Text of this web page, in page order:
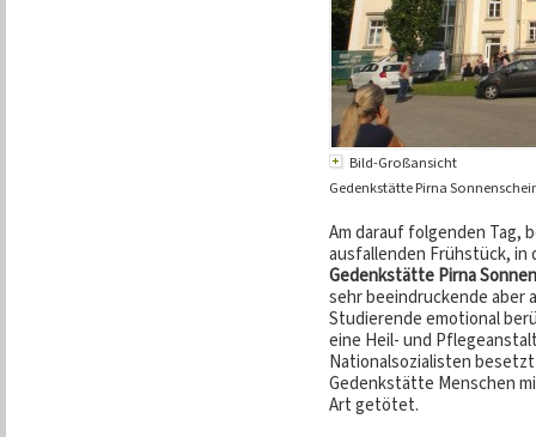
Bild-Großansicht
Gedenkstätte Pirna
Am darauf folgenden Tag,
ausfallenden Frühstück, in
Gedenkstätte Pirna
sehr beeindruckende aber
Studierende emotional
eine Heil- und
Nationalsozialisten
Gedenkstätte Menschen
Art getötet.